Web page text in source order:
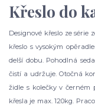
Křeslo do
Designové křeslo ze série
křeslo s vysokým
delší dobu. Pohodlná
čistí a udržuje. Otočná
židle s kolečky v černém
křesla je max. 120kg.